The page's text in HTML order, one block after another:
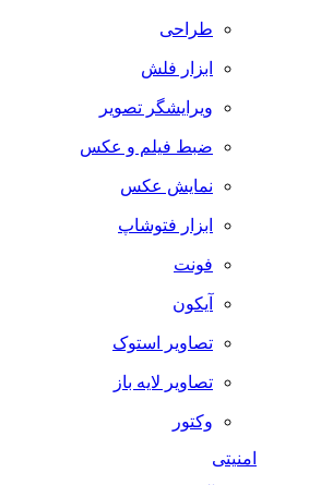
طراحی
ابزار فلش
ویرایشگر تصویر
ضبط فيلم و عكس
نمایش عکس
ابزار فتوشاپ
فونت
آیکون
تصاویر استوک
تصاویر لایه باز
وکتور
امنیتی